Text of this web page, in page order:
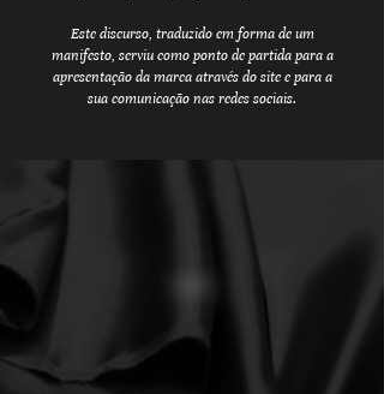
Este discurso, traduzido em forma de um
manifesto, serviu como ponto de partida para a
apresentação da marca através do site e para a
sua comunicação nas redes sociais.